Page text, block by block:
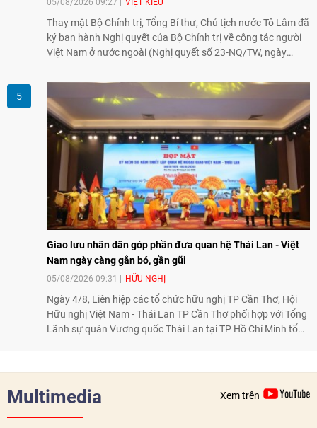
Thay mặt Bộ Chính trị, Tổng Bí thư, Chủ tịch nước Tô Lâm đã
ký ban hành Nghị quyết của Bộ Chính trị về công tác người
Việt Nam ở nước ngoài (Nghị quyết số 23-NQ/TW, ngày
Giao lưu nhân dân góp phần đưa quan hệ Thái Lan - Việt
Nam ngày càng gắn bó, gần gũi
05/08/2026 09:31 HỮU NGHỊ
Ngày 4/8, Liên hiệp các tổ chức hữu nghị TP Cần Thơ, Hội
Hữu nghị Việt Nam - Thái Lan TP Cần Thơ phối hợp với Tổng
Lãnh sự quán Vương quốc Thái Lan tại TP Hồ Chí Minh tổ
của giao lưu nhân dân, Tổng Lãnh sự Thái Lan cho biết các
hoạt động trao đổi về văn hóa, giáo dục, du lịch, ẩm thực,
nghệ thuật và giao lưu thanh niên đã góp phần đưa quan hệ
Thái Lan - Việt Nam ngày càng gắn bó, gần gũi.
Multimedia Xem trên